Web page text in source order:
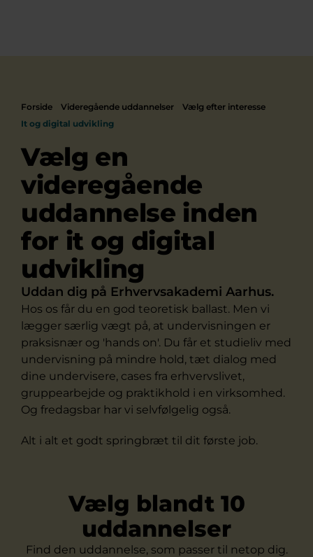
Forside Videregående uddannelser
Vælg efter interesse
It og digital udvikling
Vælg en
videregående
uddannelse inden
for it og digital
udvikling
Uddan dig på Erhvervsakademi Aarhus.
Hos os får du en god teoretisk ballast. Men vi
lægger særlig vægt på, at undervisningen er
praksisnær og 'hands on'. Du får et studieliv med
undervisning på mindre hold, tæt dialog med
dine undervisere, cases fra erhvervslivet,
gruppearbejde og praktikhold i en virksomhed.
Og fredagsbar har vi selvfølgelig også.
Alt i alt et godt springbræt til dit første job.
Vælg blandt 10
uddannelser
Find den uddannelse, som passer til netop dig.